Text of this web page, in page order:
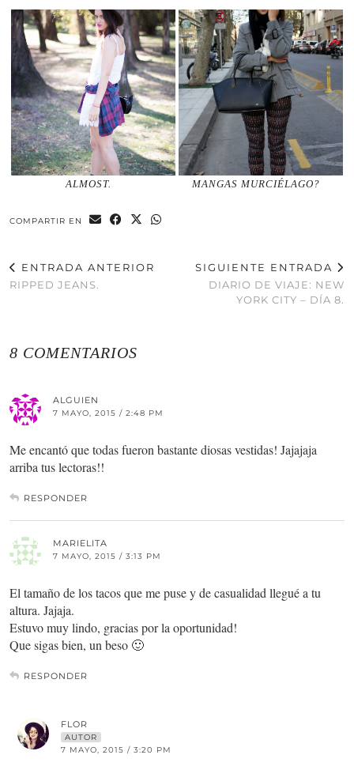
ALMOST. MANGAS MURCIÉLAGO?
COMPARTIR EN
ENTRADA ANTERIOR
RIPPED JEANS.
SIGUIENTE ENTRADA
DIARIO DE VIAJE: NEW
YORK CITY – DÍA 8.
8 COMENTARIOS
ALGUIEN
7 MAYO, 2015 / 2:48 PM
Me encantó que todas fueron bastante diosas vestidas! Jajajaja
arriba tus lectoras!!
RESPONDER
MARIELITA
7 MAYO, 2015 / 3:13 PM
El tamaño de los tacos que me puse y de casualidad llegué a tu
altura. Jajaja.
Estuvo muy lindo, gracias por la oportunidad!
Que sigas bien, un beso 🙂
RESPONDER
FLOR
AUTOR
7 MAYO, 2015 / 3:20 PM